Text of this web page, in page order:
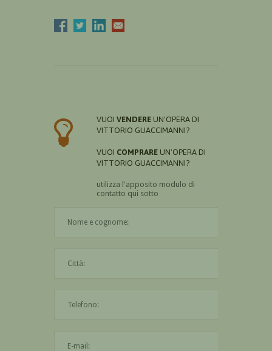
VUOI VENDERE UN'OPERA DI
VITTORIO GUACCIMANNI?
VUOI COMPRARE UN'OPERA DI
VITTORIO GUACCIMANNI?
utilizza l'apposito modulo di
contatto qui sotto